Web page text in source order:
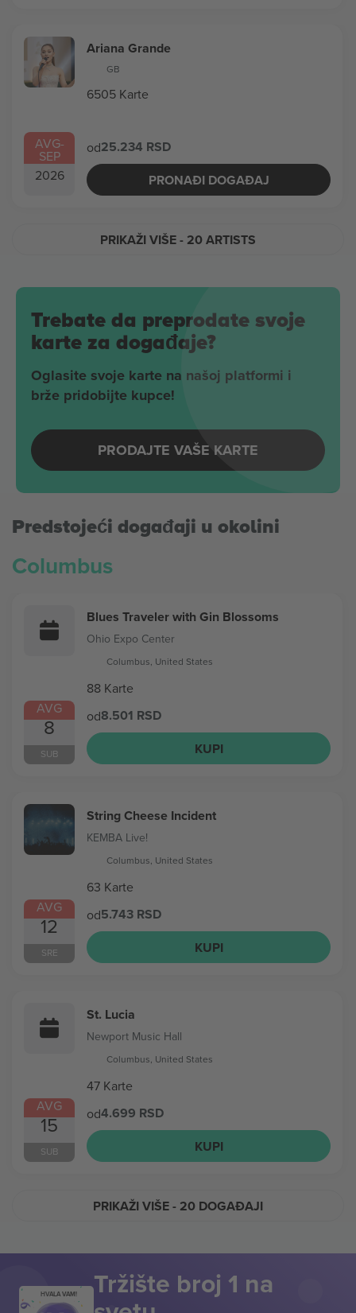
AVG-
SEP
2026
Ariana Grande
GB
6505 Karte
od25.234 RSD
PRONAĐI DOGAĐAJ
PRIKAŽI VIŠE- 20 ARTISTS
Trebate da preprodate svoje
karte za događaje?
Oglasite svoje karte na našoj platformi i
brže pridobijte kupce!
PRODAJTE VAŠE KARTE
Predstojeći događaji u okolini
Columbus
AVG
8
SUB
Blues Traveler with Gin Blossoms
Ohio Expo Center
Columbus, United States
88 Karte
od8.501 RSD
KUPI
AVG
12
SRE
String Cheese Incident
KEMBA Live!
Columbus, United States
63 Karte
od5.743 RSD
KUPI
AVG
15
SUB
St. Lucia
Newport Music Hall
Columbus, United States
47 Karte
od4.699 RSD
KUPI
PRIKAŽI VIŠE- 20 DOGAĐAJI
HVALA VAM! Tržište broj 1 na